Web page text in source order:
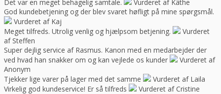
Det var en meget behagelig samtale.
Vurderet af Käthe
God kundebetjening og der blev svaret høfligt på mine spørgsmål.
Vurderet af Kaj
Meget tilfreds. Utrolig venlig og hjælpsom betjening.
Vurderet
af Steffen
Super dejlig service af Rasmus. Kanon med en medarbejder der
ved hvad han snakker om og kan vejlede os kunder
Vurderet af
Anonym
Tjekker lige varer på lager med det samme
Vurderet af Laila
Virkelig god kundeservice! Er så tilfreds
Vurderet af Cristine